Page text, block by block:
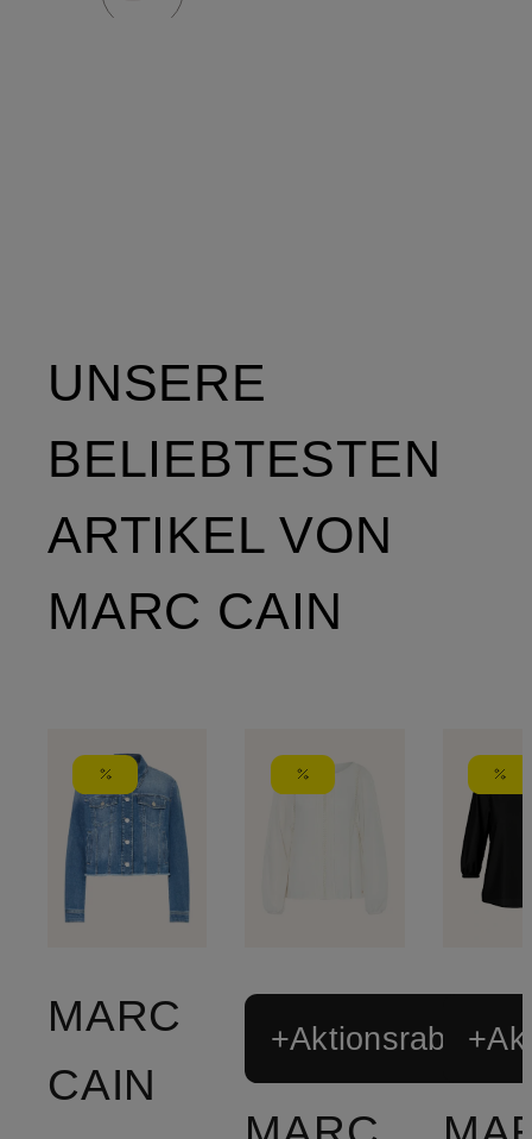
UNSERE
BELIEBTESTEN
ARTIKEL VON
MARC CAIN
MARC
CAIN
+Aktionsrabatt